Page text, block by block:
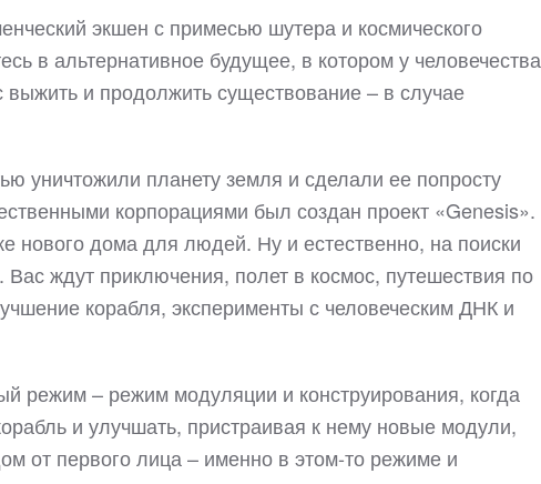
экшен с примесью шутера и космического
в альтернативное будущее, в котором у человечества
и продолжить существование – в случае
уничтожили планету земля и сделали ее попросту
корпорациями был создан проект «Genesis».
нового дома для людей. Ну и естественно, на поиски
ждут приключения, полет в космос, путешествия по
корабля, эксперименты с человеческим ДНК и
режим – режим модуляции и конструирования, когда
и улучшать, пристраивая к нему новые модули,
от первого лица – именно в этом-то режиме и